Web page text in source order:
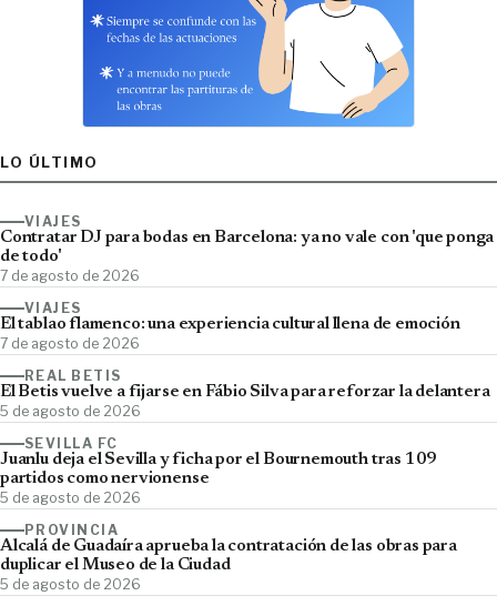
LO ÚLTIMO
VIAJES
Contratar DJ para bodas en Barcelona: ya no vale con 'que ponga
de todo'
7 de agosto de 2026
VIAJES
El tablao flamenco: una experiencia cultural llena de emoción
7 de agosto de 2026
REAL BETIS
El Betis vuelve a fijarse en Fábio Silva para reforzar la delantera
5 de agosto de 2026
SEVILLA FC
Juanlu deja el Sevilla y ficha por el Bournemouth tras 109
partidos como nervionense
5 de agosto de 2026
PROVINCIA
Alcalá de Guadaíra aprueba la contratación de las obras para
duplicar el Museo de la Ciudad
5 de agosto de 2026